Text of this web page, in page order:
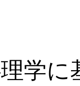
学に